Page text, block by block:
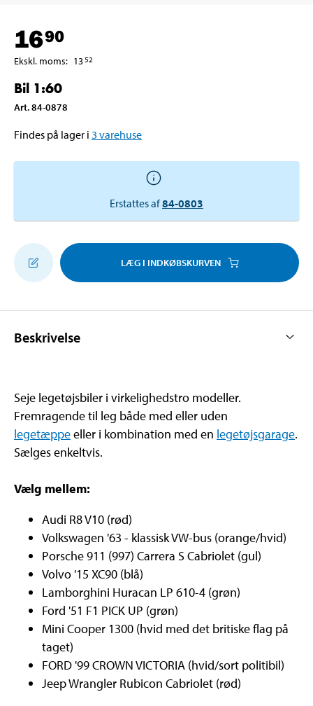
1690
Ekskl. moms: 1352
Bil 1:60
Art.84-0878
Findes på lager i 3 varehuse
Erstattes af84-0803
LÆG I INDKØBSKURVEN
Beskrivelse
Seje legetøjsbiler i virkelighedstro modeller.
Fremragende til leg både med eller uden
legetæppeeller i kombination med en legetøjsgarage.
Sælges enkeltvis.
Vælg mellem:
Audi R8 V10 (rød)
Volkswagen '63 - klassisk VW-bus (orange/hvid)
Porsche 911 (997) Carrera S Cabriolet (gul)
Volvo '15 XC90 (blå)
Lamborghini Huracan LP 610-4 (grøn)
Ford '51 F1 PICK UP (grøn)
Mini Cooper 1300 (hvid med det britiske flag på
taget)
FORD '99 CROWN VICTORIA (hvid/sort politibil)
Jeep Wrangler Rubicon Cabriolet (rød)